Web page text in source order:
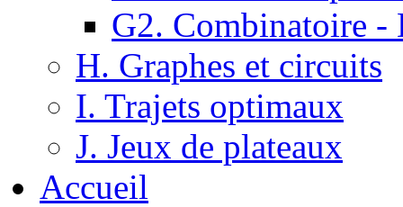
G2. Combinatoire -
H. Graphes et circuits
I. Trajets optimaux
J. Jeux de plateaux
Accueil